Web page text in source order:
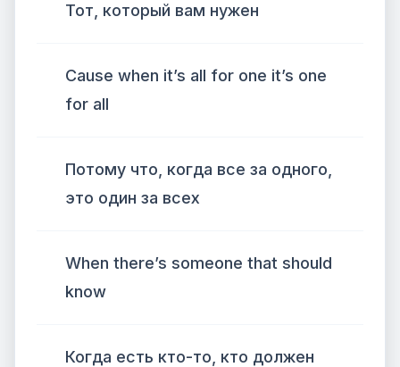
Тот, который вам нужен
Cause when it’s all for one it’s one
for all
Потому что, когда все за одного,
это один за всех
When there’s someone that should
know
Когда есть кто-то, кто должен